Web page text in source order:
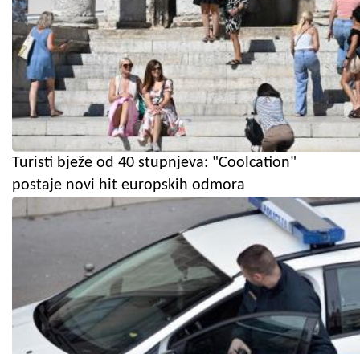
Turisti bježe od 40 stupnjeva: "Coolcation"
postaje novi hit europskih odmora